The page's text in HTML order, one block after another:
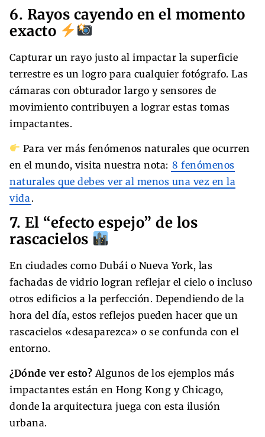
6. Rayos cayendo en el momento
exacto
Capturar un rayo justo al impactar la superficie
terrestre es un logro para cualquier fotógrafo. Las
cámaras con obturador largo y sensores de
movimiento contribuyen a lograr estas tomas
impactantes.
Para ver más fenómenos naturales que ocurren
en el mundo, visita nuestra nota: 8 fenómenos
naturales que debes ver al menos una vez en la
vida .
7. El “efecto espejo” de los
rascacielos
En ciudades como Dubái o Nueva York, las
fachadas de vidrio logran reflejar el cielo o incluso
otros edificios a la perfección. Dependiendo de la
hora del día, estos reflejos pueden hacer que un
rascacielos «desaparezca» o se confunda con el
entorno.
¿Dónde ver esto? Algunos de los ejemplos más
impactantes están en Hong Kong y Chicago,
donde la arquitectura juega con esta ilusión
urbana.